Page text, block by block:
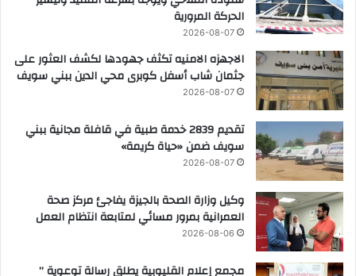
الحركة المرورية
2026-08-07
الاجهزه الامنيه تكثف جهودها لكشف العثور على
جثمان شاب أسفل كوبرى محي الدين ببني سويف
2026-08-07
تقديم 2839 خدمة طبية في قافلة مجانية ببني
سويف ضمن «حياة كريمة»
2026-08-07
وكيل وزارة الصحة بالجيزة يفاجئ مركز صحة
العمرانية بمرور مسائي لمتابعة انتظام العمل
2026-08-06
مجمع إعلام القليوبية يطلق رسالة توعوية ”